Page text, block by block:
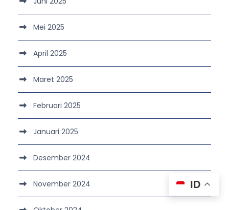
Mei 2025
April 2025
Maret 2025
Februari 2025
Januari 2025
Desember 2024
November 2024 ID